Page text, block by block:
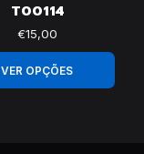
T00114
€15,00
VER OPÇÕES